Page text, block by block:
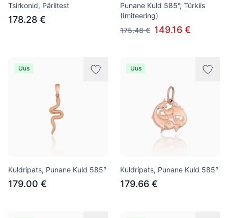
Tsirkonid, Pärlitest
178.28 €
Punane Kuld 585°, Türkiis
(Imiteering)
175.48 € 149.16 €
Uus
Kuldripats, Punane Kuld 585°
179.00 €
Uus
Kuldripats, Punane Kuld 585°
179.66 €